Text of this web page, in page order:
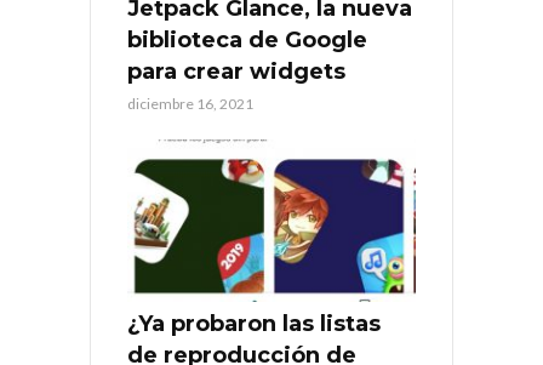
Jetpack Glance, la nueva
biblioteca de Google
para crear widgets
diciembre 16, 2021
¿Ya probaron las listas
de reproducción de